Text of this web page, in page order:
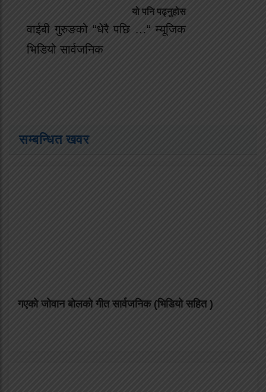
यो पनि पढ्नुहोस
वाईबी गुरुङको “धेरै पछि …“ म्यूजिक
भिडियो सार्वजनिक
सम्बन्धित खवर
गएको जोवान बोलको गीत सार्वजनिक (भिडियो सहित )